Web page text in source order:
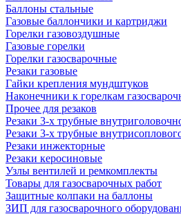
Баллоны стальные
Газовые баллончики и картриджи
Горелки газовоздушные
Газовые горелки
Горелки газосварочные
Резаки газовые
Гайки крепления мундштуков
Наконечники к горелкам
Прочее для резаков
Резаки 3-х трубные
Резаки 3-х трубные
Резаки инжекторные
Резаки керосиновые
Узлы вентилей и ремкомплекты
Товары для газосварочных работ
Защитные колпаки на баллоны
ЗИП для газосварочного